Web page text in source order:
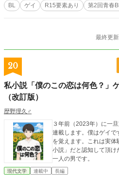
BL ゲイ R15要素あり 第2回青春
最終更
20
私小説「僕のこの恋は何色？」
（改訂版）
歴野理久♂
３年前（2023年）に一
連載します。僕はゲイ
を覚えます。これは実体
小説」だと認知して頂け
一人の男です。
現代文学 連載中 長編